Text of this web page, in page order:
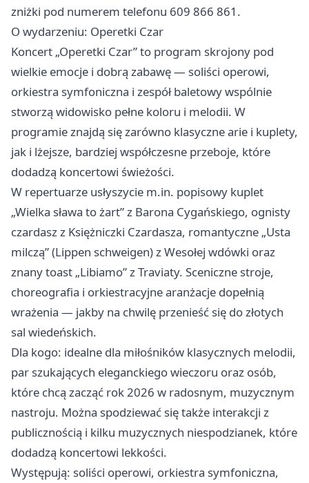
zniżki pod numerem telefonu 609 866 861.
O wydarzeniu: Operetki Czar
Koncert „Operetki Czar” to program skrojony pod
wielkie emocje i dobrą zabawę — soliści operowi,
orkiestra symfoniczna i zespół baletowy wspólnie
stworzą widowisko pełne koloru i melodii. W
programie znajdą się zarówno klasyczne arie i kuplety,
jak i lżejsze, bardziej współczesne przeboje, które
dodadzą koncertowi świeżości.
W repertuarze usłyszycie m.in. popisowy kuplet
„Wielka sława to żart” z Barona Cygańskiego, ognisty
czardasz z Księżniczki Czardasza, romantyczne „Usta
milczą” (Lippen schweigen) z Wesołej wdówki oraz
znany toast „Libiamo” z Traviaty. Sceniczne stroje,
choreografia i orkiestracyjne aranżacje dopełnią
wrażenia — jakby na chwilę przenieść się do złotych
sal wiedeńskich.
Dla kogo: idealne dla miłośników klasycznych melodii,
par szukających eleganckiego wieczoru oraz osób,
które chcą zacząć rok 2026 w radosnym, muzycznym
nastroju. Można spodziewać się także interakcji z
publicznością i kilku muzycznych niespodzianek, które
dodadzą koncertowi lekkości.
Występują: soliści operowi, orkiestra symfoniczna,